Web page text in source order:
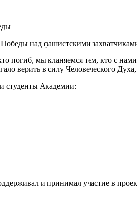
над фашистскими
погиб, мы кланяемся тем, кто с
верить в силу Человеческого
студенты Академии:
и принимал участие в